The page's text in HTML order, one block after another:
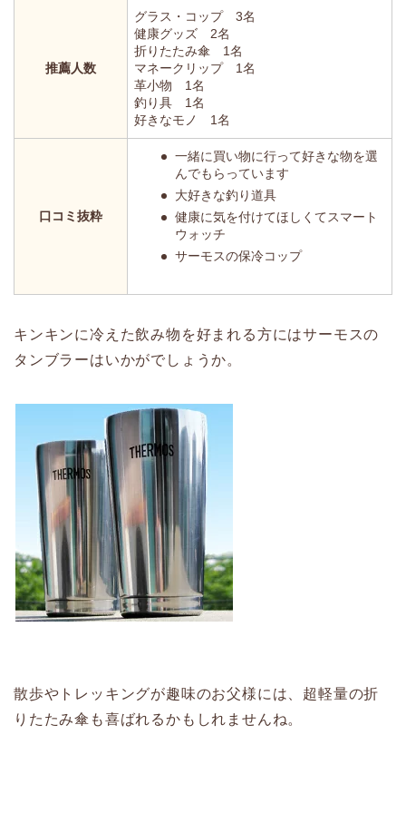
推薦人数
グラス・コップ 3名
健康グッズ 2名
折りたたみ傘 1名
マネークリップ 1名
革小物 1名
釣り具 1名
好きなモノ 1名
口コミ抜粋
一緒に買い物に行って好きな物を選
んでもらっています
大好きな釣り道具
健康に気を付けてほしくてスマート
ウォッチ
サーモスの保冷コップ
キンキンに冷えた飲み物を好まれる方にはサーモスの
タンブラーはいかがでしょうか。
散歩やトレッキングが趣味のお父様には、超軽量の折
りたたみ傘も喜ばれるかもしれませんね。